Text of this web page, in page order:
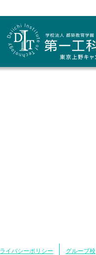
イバシーポリシー グループ校